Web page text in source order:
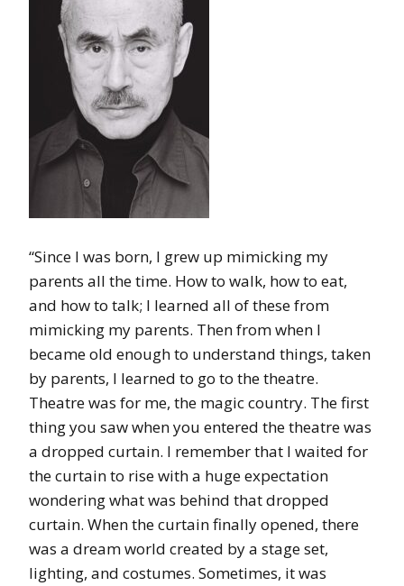
“Since I was born, I grew up mimicking my
parents all the time. How to walk, how to eat,
and how to talk; I learned all of these from
mimicking my parents. Then from when I
became old enough to understand things, taken
by parents, I learned to go to the theatre.
Theatre was for me, the magic country. The first
thing you saw when you entered the theatre was
a dropped curtain. I remember that I waited for
the curtain to rise with a huge expectation
wondering what was behind that dropped
curtain. When the curtain finally opened, there
was a dream world created by a stage set,
lighting, and costumes. Sometimes, it was